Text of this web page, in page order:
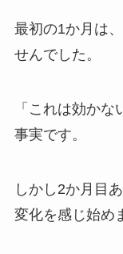
最初の1か月は
せんでした。
「これは効か
事実です。
しかし2か月目
変化を感じ始め